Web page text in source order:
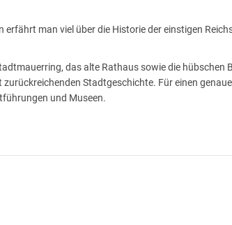
man viel über die Historie der einstigen
das alte Rathaus sowie die hübschen
Stadtgeschichte. Für einen
und Museen.
genau im geografischen Mittelpunkt Deutschlands
sich im Nordwesten Thüringens der
größtes zusammenhängendes Laubwaldgebiet.